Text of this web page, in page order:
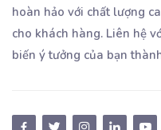
hoàn hảo với chất lượng
cho khách hàng. Liên hệ
biến ý tưởng của bạn